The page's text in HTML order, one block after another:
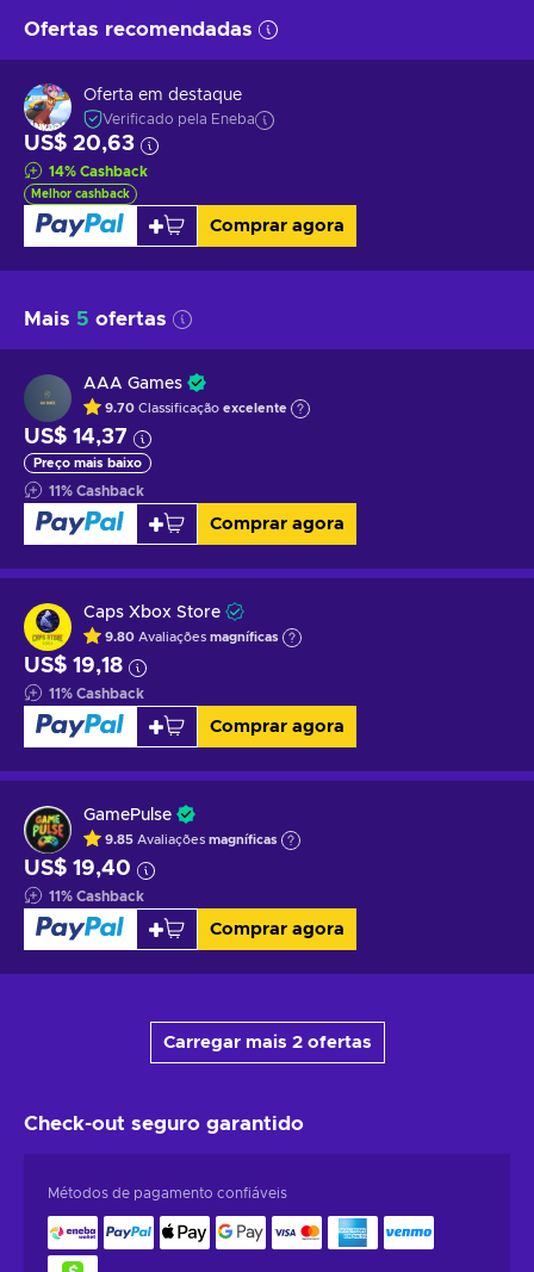
Ofertas recomendadas
Oferta em destaque
Verificado pela Eneba
US$ 20,63
14% Cashback
Melhor cashback
Comprar agora
Mais 5 ofertas
AAA Games
9.70 Classificação excelente
US$ 14,37
Preço mais baixo
11% Cashback
Comprar agora
Caps Xbox Store
9.80 Avaliações magníficas
US$ 19,18
11% Cashback
Comprar agora
GamePulse
9.85 Avaliações magníficas
US$ 19,40
11% Cashback
Comprar agora
Carregar mais 2 ofertas
Check-out seguro garantido
Métodos de pagamento confiáveis